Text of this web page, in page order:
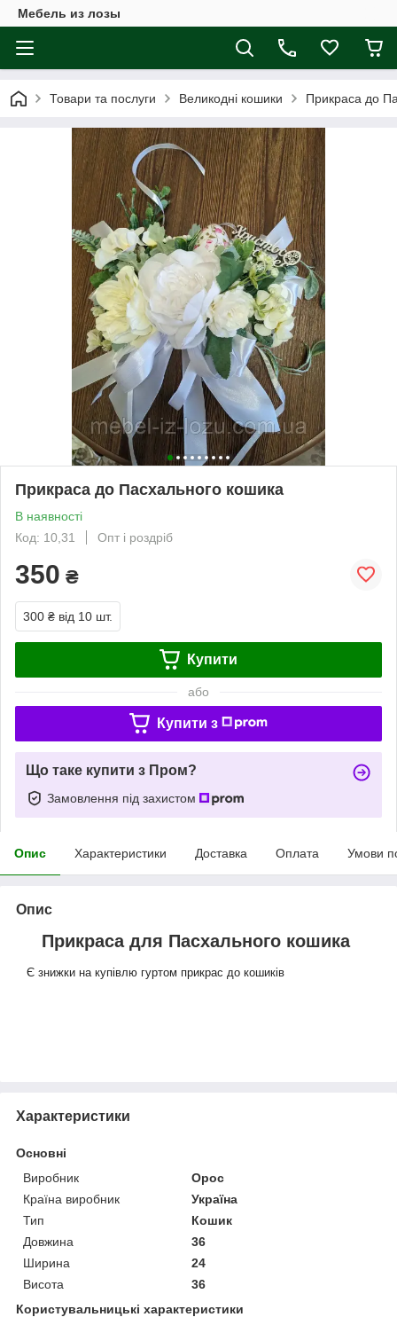
Мебель из лозы
Товари та послуги Великодні кошики Прикраса до
Прикраса до Пасхального кошика
В наявності
Код: 10,31
Опт і роздріб
350 ₴
300 ₴ від 10 шт.
Купити
або
Купити з
Що таке купити з Пром?
Замовлення під захистом
Опис Характеристики Доставка Оплата Умови
Опис
Прикраса для Пасхального кошика
Є знижки на купівлю гуртом прикрас до кошиків
Характеристики
Основні
Виробник
Орос
Країна виробник
Україна
Тип
Кошик
Довжина
36
Ширина
24
Висота
36
Користувальницькі характеристики